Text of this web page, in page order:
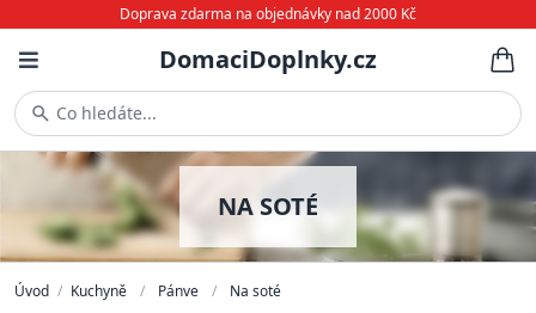
Doprava zdarma na objednávky nad 2000 Kč
DomaciDoplnky.cz
Co hledáte...
NA SOTÉ
Úvod / Kuchyně / Pánve / Na soté